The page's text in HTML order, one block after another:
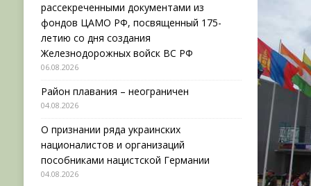
рассекреченными документами из
фондов ЦАМО РФ, посвященный 175-
летию со дня создания
Железнодорожных войск ВС РФ
06.08.2026
Район плавания – неограничен
04.08.2026
О признании ряда украинских
националистов и организаций
пособниками нацистской Германии
04.08.2026